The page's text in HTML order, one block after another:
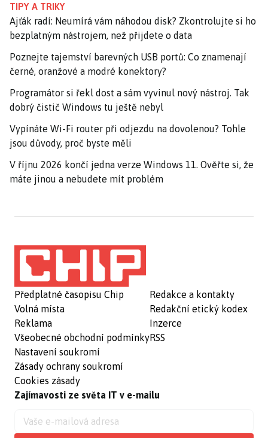
TIPY A TRIKY
Ajťák radí: Neumírá vám náhodou disk? Zkontrolujte si ho
bezplatným nástrojem, než přijdete o data
Poznejte tajemství barevných USB portů: Co znamenají
černé, oranžové a modré konektory?
Programátor si řekl dost a sám vyvinul nový nástroj. Tak
dobrý čistič Windows tu ještě nebyl
Vypínáte Wi-Fi router při odjezdu na dovolenou? Tohle
jsou důvody, proč byste měli
V říjnu 2026 končí jedna verze Windows 11. Ověřte si, že
máte jinou a nebudete mít problém
Předplatné časopisu Chip
Volná místa
Reklama
Všeobecné obchodní podmínky
Nastavení soukromí
Zásady ochrany soukromí
Cookies zásady
Redakce a kontakty
Redakční etický kodex
Inzerce
RSS
Zajímavosti ze světa IT v e-mailu